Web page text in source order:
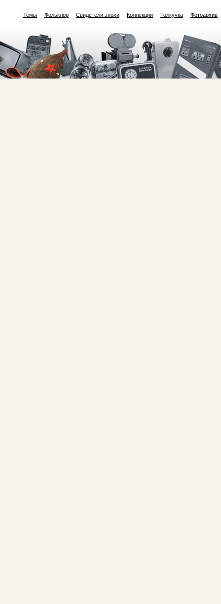
Темы Фольклор Свидетели эпохи Коллекции Толкучка Фотоархив